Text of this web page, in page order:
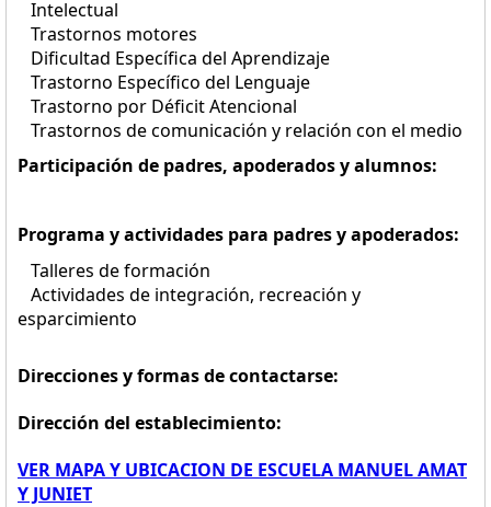
Intelectual
Trastornos motores
Dificultad Específica del Aprendizaje
Trastorno Específico del Lenguaje
Trastorno por Déficit Atencional
Trastornos de comunicación y relación con el medio
Participación de padres, apoderados y alumnos:
Programa y actividades para padres y apoderados:
Talleres de formación
Actividades de integración, recreación y
esparcimiento
Direcciones y formas de contactarse:
Dirección del establecimiento:
VER MAPA Y UBICACION DE ESCUELA MANUEL AMAT
Y JUNIET